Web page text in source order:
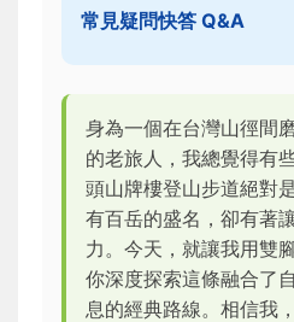
常見疑問快答 Q&A
身為一個在台灣山徑間
的老旅人，我總覺得有
頭山牌樓登山步道絕對
有百岳的盛名，卻有著
力。今天，就讓我用雙
你深度探索這條融合了
息的經典路線。相信我